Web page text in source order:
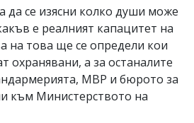
да се изясни колко души може
е реалният капацитет на
на това ще се определи кои
охранявани, а за останалите
МВР и бюрото за
към Министерството на